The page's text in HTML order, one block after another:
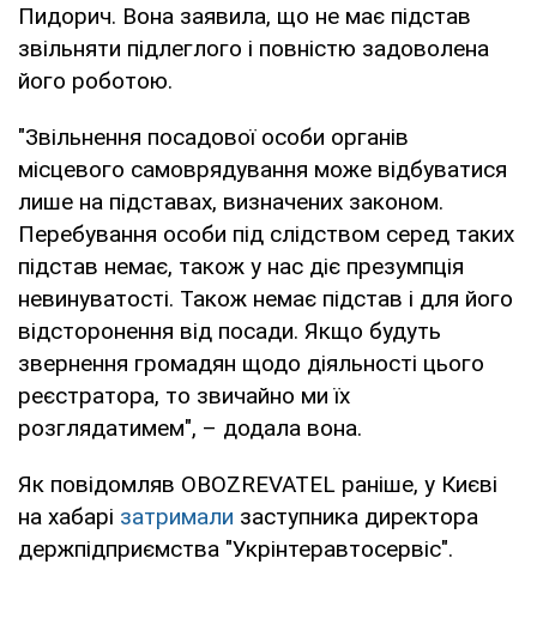
Пидорич. Вона заявила, що не має підстав
звільняти підлеглого і повністю задоволена
його роботою.
"Звільнення посадової особи органів
місцевого самоврядування може відбуватися
лише на підставах, визначених законом.
Перебування особи під слідством серед таких
підстав немає, також у нас діє презумпція
невинуватості. Також немає підстав і для його
відсторонення від посади. Якщо будуть
звернення громадян щодо діяльності цього
реєстратора, то звичайно ми їх
розглядатимем", – додала вона.
Як повідомляв OBOZREVATEL раніше, у Києві
на хабарі затримали заступника директора
держпідприємства "Укрінтеравтосервіс".